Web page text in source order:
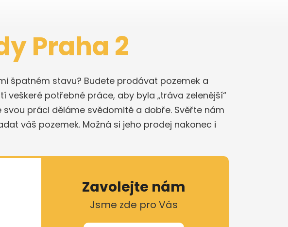
Praha 2
špatném stavu? Budete prodávat pozemek a
veškeré potřebné práce, aby byla „tráva zelenější“
práci děláme svědomitě a dobře. Svěřte nám
váš pozemek. Možná si jeho prodej nakonec i
Zavolejte nám
Jsme zde pro Vás